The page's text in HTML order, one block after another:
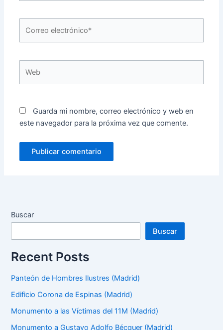
electrónico*
Guarda mi nombre, correo electrónico y web en
este navegador para la próxima vez que comente.
Buscar
Buscar
Recent Posts
Panteón de Hombres Ilustres (Madrid)
Edificio Corona de Espinas (Madrid)
Monumento a las Víctimas del 11M (Madrid)
Monumento a Gustavo Adolfo Bécquer (Madrid)